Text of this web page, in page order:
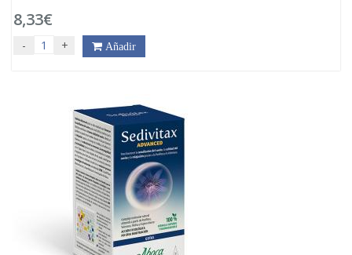
8,33€
- + Añadir